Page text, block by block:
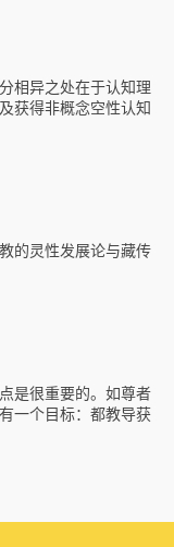
相异之处在于认知理
获得非概念空性认知
的灵性发展论与藏传
是很重要的。如尊者
一个目标：都教导获